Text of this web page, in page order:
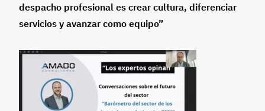
despacho profesional es crear cultura, diferenciar
servicios y avanzar como equipo”